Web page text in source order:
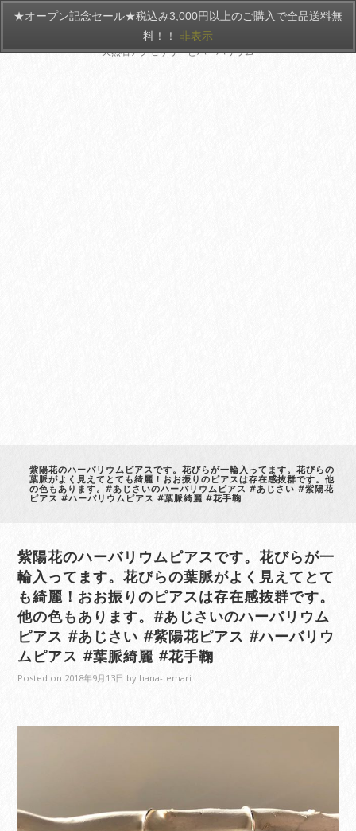
HANATEMARI
天然石アクセサリーとハーバリウム
紫陽花のハーバリウムピアスです。花びらが一輪入ってます。花びらの
葉脈がよく見えてとても綺麗！おお振りのピアスは存在感抜群です。他
の色もあります。#あじさいのハーバリウムピアス #あじさい #紫陽花
ピアス #ハーバリウムピアス #葉脈綺麗 #花手鞠
紫陽花のハーバリウムピアスです。花びらが一
輪入ってます。花びらの葉脈がよく見えてとて
も綺麗！おお振りのピアスは存在感抜群です。
他の色もあります。#あじさいのハーバリウム
ピアス #あじさい #紫陽花ピアス #ハーバリウ
ムピアス #葉脈綺麗 #花手鞠
Posted on 2018年9月13日 by hana-temari
★オープン記念セール★税込み3,000円以上のご購入で全品送料無
料！！ 非表示